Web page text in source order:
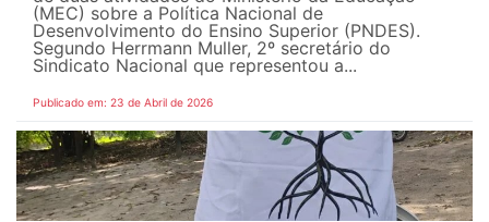
(MEC) sobre a Política Nacional de
Desenvolvimento do Ensino Superior (PNDES).
Segundo Herrmann Muller, 2º secretário do
Sindicato Nacional que representou a...
Publicado em: 23 de Abril de 2026